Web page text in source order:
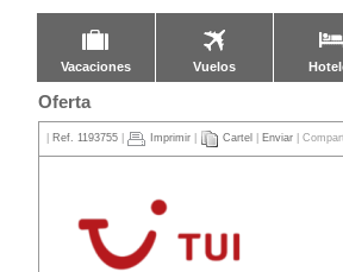
Vacaciones Vuelos
Oferta
Ref. 1193755| Imprimir| Cartel Enviar |